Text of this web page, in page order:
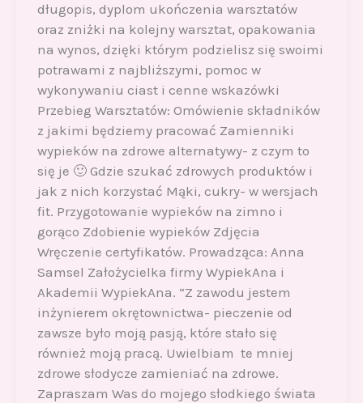
długopis, dyplom ukończenia warsztatów
oraz zniżki na kolejny warsztat, opakowania
na wynos, dzięki którym podzielisz się swoimi
potrawami z najbliższymi, pomoc w
wykonywaniu ciast i cenne wskazówki
Przebieg Warsztatów: Omówienie składników
z jakimi będziemy pracować Zamienniki
wypieków na zdrowe alternatywy- z czym to
się je 🙂 Gdzie szukać zdrowych produktów i
jak z nich korzystać Mąki, cukry- w wersjach
fit. Przygotowanie wypieków na zimno i
gorąco Zdobienie wypieków Zdjęcia
Wręczenie certyfikatów. Prowadząca: Anna
Samsel Założycielka firmy WypiekAna i
Akademii WypiekAna. “Z zawodu jestem
inżynierem okrętownictwa- pieczenie od
zawsze było moją pasją, które stało się
również moją pracą. Uwielbiam te mniej
zdrowe słodycze zamieniać na zdrowe.
Zapraszam Was do mojego słodkiego świata